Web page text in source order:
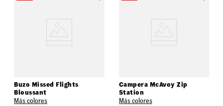
Buzo Missed Flights
Bloussant
Más colores
Campera McAvoy Zip
Station
Más colores